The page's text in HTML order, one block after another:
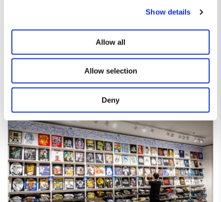
Show details
Allow all
Allow selection
Deny
Diseños que hablan por ti 👕
Camisetas únicas, con el toque justo de humor y estilo friki.
Si eres de los que prefiere decirlo sin decir nada… esta es tu